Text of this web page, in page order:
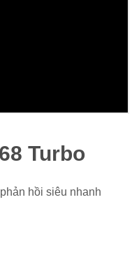
Turbo
hồi siêu nhanh